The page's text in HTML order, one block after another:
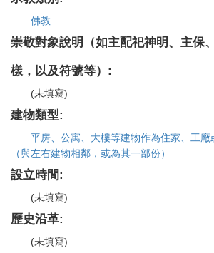
佛教
崇敬對象說明（如主配祀神明、主保
樣，以及符號等）:
(未填寫)
建物類型:
平房、公寓、大樓等建物作為住家、工廠
（與左右建物相鄰，或為其一部份）
設立時間:
(未填寫)
歷史沿革:
(未填寫)